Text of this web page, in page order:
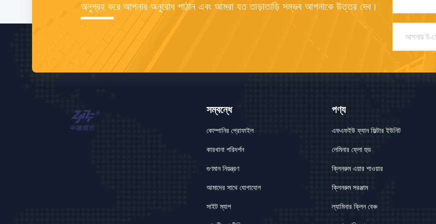
অনুগ্রহ করে আপনার অনুরোধ পাঠান এবং আমরা যত তাড়াতাড়ি সম্ভব আপনাকে উত্তর দেব।
সম্বন্ধে
কোম্পানির প্রোফাইল
কারখানা পরিদর্শন
গুণমান নিয়ন্ত্রণ
আমাদের সাথে যোগাযোগ
সাইট ম্যাপ
পণ্য
এফএফইউ ফ্যান ফিল্টার ইউনিট
লেমিনার ফ্লো হুড
ক্লিনরুম এয়ার শাওয়ার
ক্লিনরুম সরঞ্জাম
ল্যামিনার ক্লিন বেঞ্চ